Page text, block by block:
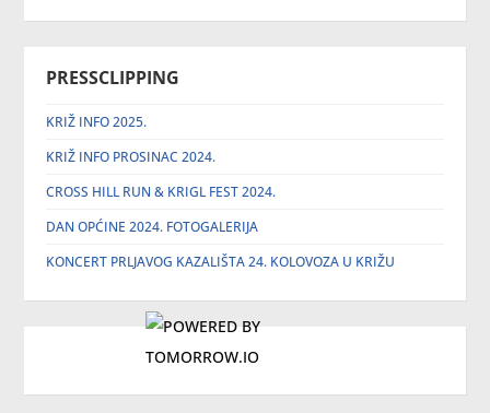
PRESSCLIPPING
KRIŽ INFO 2025.
KRIŽ INFO PROSINAC 2024.
CROSS HILL RUN & KRIGL FEST 2024.
DAN OPĆINE 2024. FOTOGALERIJA
KONCERT PRLJAVOG KAZALIŠTA 24. KOLOVOZA U KRIŽU